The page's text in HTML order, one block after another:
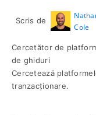
Scris de
Cole
Cercetător de
de ghiduri
Cercetează
tranzacționare.